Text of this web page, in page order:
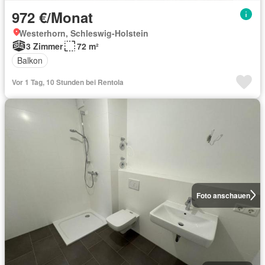
972 €/Monat
Westerhorn, Schleswig-Holstein
3 Zimmer
72 m²
Balkon
Vor 1 Tag, 10 Stunden bei Rentola
Foto anschauen